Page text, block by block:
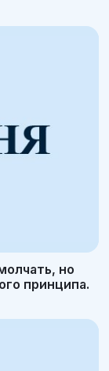
но
принципа.